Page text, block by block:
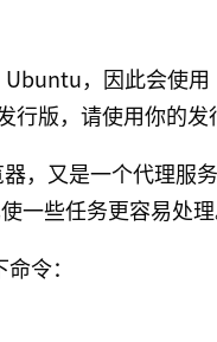
，因此会使用
行版，请使用你的发
，又是一个代理服
一些任务更容易处理
令：